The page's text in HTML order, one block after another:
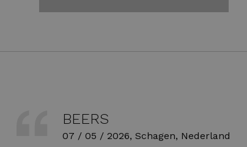
BEERS
07 / 05 / 2026, Schagen, Nederland